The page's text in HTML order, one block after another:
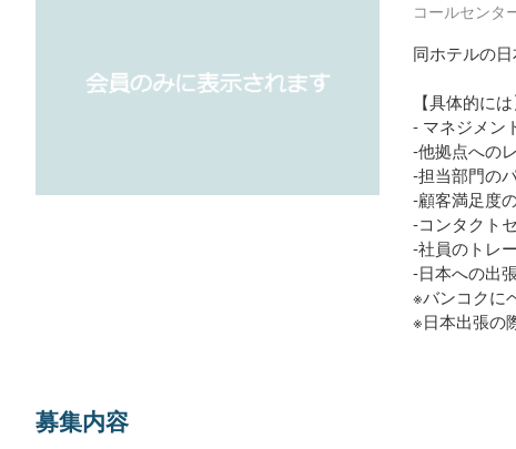
コールセンタ
同ホテルの
【具体的には
- マネジメン
‐他拠点への
‐担当部門の
‐顧客満足度
‐コンタクト
‐社員のトレ
‐日本への出
※バンコクに
※日本出張の
募集内容